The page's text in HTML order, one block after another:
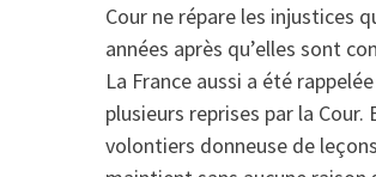
Cour ne répare les injustices
années après qu’elles sont
La France aussi a été
plusieurs reprises par la Cour.
volontiers donneuse de